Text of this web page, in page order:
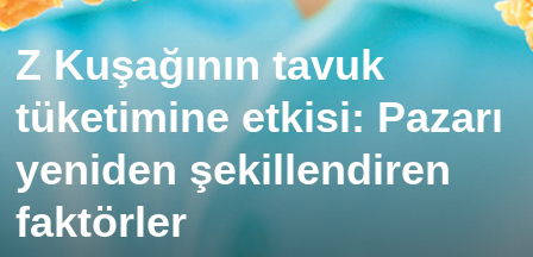
Z Kuşağının tavuk
tüketimine etkisi: Pazarı
yeniden şekillendiren
faktörler